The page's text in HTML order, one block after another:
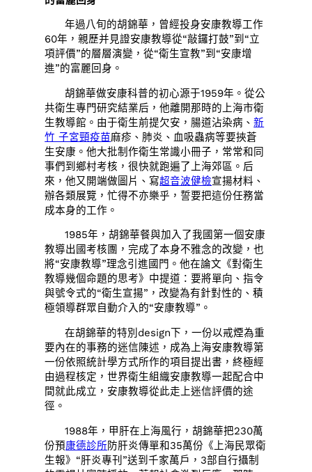
年過八旬的胡錦華，曾經投身安康教導工作
60年，親歷并見證安康教導從“敲鑼打鼓”到“立
項評價”的層層演變，從“衛生宣教”到“安康增
進”的富麗回身。
胡錦華做安康科普的初心源于1959年。從公
共衛生專門研究結業后，他離開那時的上海市衛
生教導館。由于衛生前提欠安，腸道沾染病、新
竹 子宮頸疫苗麻疹、肺炎、血吸蟲病等要挾蒼
生安康。他大批制作衛生常識小冊子，常常和同
事們到鄉村考核，很快就跑遍了上海郊區。后
來，他又開端做圖片、寫超音波健檢宣揚材料、
辦各類展覽，忙得不亦樂乎，誓要把這份任務當
成本身的工作。
1985年，胡錦華餐與加入了我國第一個安康
教導出國考核團，完成了本身不雅念的改變，也
將“安康教導”理念引進國門。他在論文《對衛生
教導幾個命題的思考》中提道：要將單向、指令
與號令式的“衛生宣揚”，改變為有針對性的、積
極領導群眾自動介入的“安康教導”。
在胡錦華的特別design下，一份以戒煙為重
要內在的事務的迷信陳述，成為上海安康教導第
一份依照統計學方式所作的項目提出書，終極經
由過程核定，世界衛生組織安康教導一起配合中
間就此成立，安康教導從此走上迷信評價的途
徑。
1988年，甲肝在上海風行，胡錦華把230萬
份預康德診所防肝炎傳單和35萬份《上海民眾衛
生報》“肝炎專刊”送到千家萬戶，3部自行攝制